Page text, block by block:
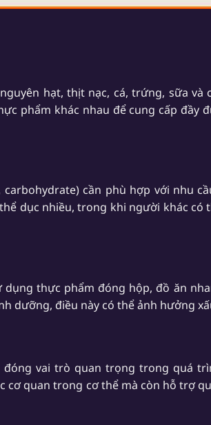
hạt, thịt nạc, cá, trứng, sữa và
phẩm khác nhau để cung cấp đầy
cần phù hợp với nhu
dục nhiều, trong khi người khác có
thực phẩm đóng hộp, đồ ăn
dưỡng, điều này có thể ảnh hưởng
vai trò quan trọng trong quá
cơ quan trong cơ thể mà còn hỗ trợ